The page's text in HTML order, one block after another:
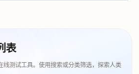
表
线测试工具。使用搜索或分类筛选，探索人类